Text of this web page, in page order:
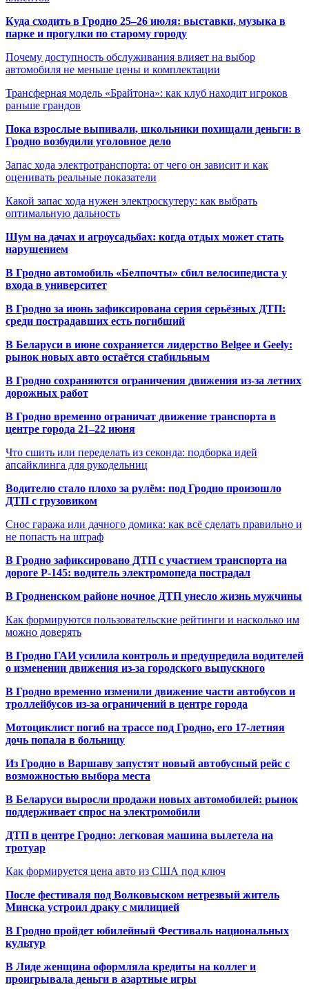
Куда сходить в Гродно 25–26 июля: выставки, музыка в
парке и прогулки по старому городу
Почему доступность обслуживания влияет на выбор
автомобиля не меньше цены и комплектации
Трансферная модель «Брайтона»: как клуб находит игроков
раньше грандов
Пока взрослые выпивали, школьники похищали деньги: в
Гродно возбудили уголовное дело
Запас хода электротранспорта: от чего он зависит и как
оценивать реальные показатели
Какой запас хода нужен электроскутеру: как выбрать
оптимальную дальность
Шум на дачах и агроусадьбах: когда отдых может стать
нарушением
В Гродно автомобиль «Белпочты» сбил велосипедиста у
входа в университет
В Гродно за июнь зафиксирована серия серьёзных ДТП:
среди пострадавших есть погибший
В Беларуси в июне сохраняется лидерство Belgee и Geely:
рынок новых авто остаётся стабильным
В Гродно сохраняются ограничения движения из-за летних
дорожных работ
В Гродно временно ограничат движение транспорта в
центре города 21–22 июня
Что сшить или переделать из секонда: подборка идей
апсайклинга для рукодельниц
Водителю стало плохо за рулём: под Гродно произошло
ДТП с грузовиком
Снос гаража или дачного домика: как всё сделать правильно и
не попасть на штраф
В Гродно зафиксировано ДТП с участием транспорта на
дороге Р-145: водитель электромопеда пострадал
В Гродненском районе ночное ДТП унесло жизнь мужчины
Как формируются пользовательские рейтинги и насколько им
можно доверять
В Гродно ГАИ усилила контроль и предупредила водителей
о изменении движения из-за городского выпускного
В Гродно временно изменили движение части автобусов и
троллейбусов из-за ограничений в центре города
Мотоциклист погиб на трассе под Гродно, его 17-летняя
дочь попала в больницу
Из Гродно в Варшаву запустят новый автобусный рейс с
возможностью выбора места
В Беларуси выросли продажи новых автомобилей: рынок
поддерживает спрос на электромобили
ДТП в центре Гродно: легковая машина вылетела на
тротуар
Как формируется цена авто из США под ключ
После фестиваля под Волковыском нетрезвый житель
Минска устроил драку с милицией
В Гродно пройдет юбилейный Фестиваль национальных
культур
В Лиде женщина оформляла кредиты на коллег и
проигрывала деньги в азартные игры